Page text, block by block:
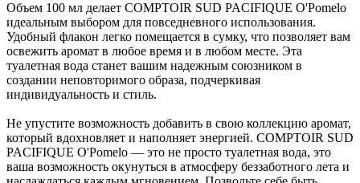
Объем 100 мл делает COMPTOIR SUD PACIFIQUE O'Pomelo
идеальным выбором для повседневного использования.
Удобный флакон легко помещается в сумку, что позволяет вам
освежить аромат в любое время и в любом месте. Эта
туалетная вода станет вашим надежным союзником в
создании неповторимого образа, подчеркивая
индивидуальность и стиль.
Не упустите возможность добавить в свою коллекцию аромат,
который вдохновляет и наполняет энергией. COMPTOIR SUD
PACIFIQUE O'Pomelo — это не просто туалетная вода, это
ваша возможность окунуться в атмосферу беззаботного лета и